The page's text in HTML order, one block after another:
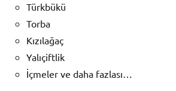
Türkbükü
Torba
Kızılağaç
Yalıçiftlik
İçmeler ve daha fazlası…